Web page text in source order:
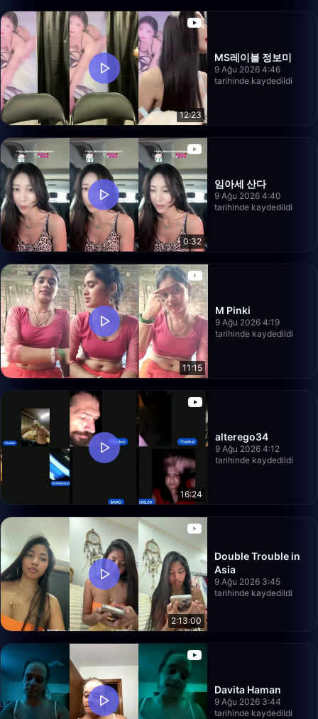
12:23
MS레이블 정보미
9 Ağu 2026 4:46
tarihinde kaydedildi
0:32
임아세 산다
9 Ağu 2026 4:40
tarihinde kaydedildi
11:15
M Pinki
9 Ağu 2026 4:19
tarihinde kaydedildi
16:24
alterego34
9 Ağu 2026 4:12
tarihinde kaydedildi
2:13:00
Double Trouble in
Asia
9 Ağu 2026 3:45
tarihinde kaydedildi
Davita Haman
9 Ağu 2026 3:44
tarihinde kaydedildi